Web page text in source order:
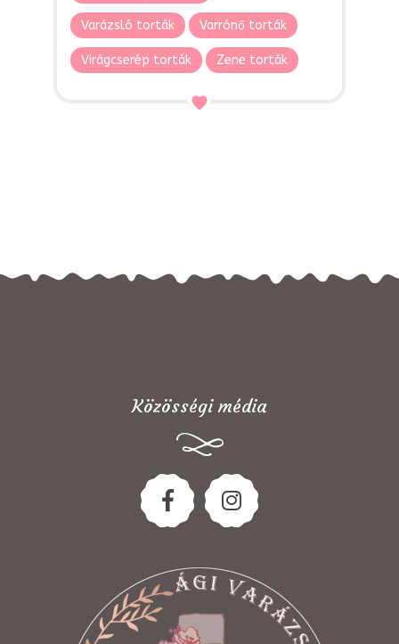
Varázsló torták Varrónő torták
Virágcserép torták Zene torták
Közösségi média